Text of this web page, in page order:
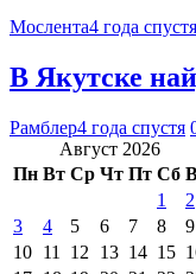
Мослента4 года спустя
В Якутске
Рамблер4 года спустя
Август 2026
Пн Вт Ср Чт Пт Сб
1
2
3
4 5 6 7 8
9
10 11 12 13 14 15